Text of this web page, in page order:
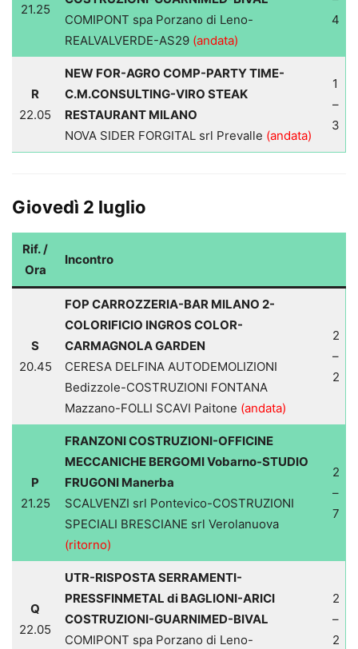
21.25
COMIPONT spa Porzano di Leno-
REALVALVERDE-AS29 (andata)
4
R
22.05
NEW FOR-AGRO COMP-PARTY TIME-
C.M.CONSULTING-VIRO STEAK
RESTAURANT MILANO
NOVA SIDER FORGITAL srl Prevalle (andata)
1
–
3
Giovedì 2 luglio
Rif. /
Ora
Incontro
S
20.45
FOP CARROZZERIA-BAR MILANO 2-
COLORIFICIO INGROS COLOR-
CARMAGNOLA GARDEN
CERESA DELFINA AUTODEMOLIZIONI
Bedizzole-COSTRUZIONI FONTANA
Mazzano-FOLLI SCAVI Paitone (andata)
2
–
2
P
21.25
FRANZONI COSTRUZIONI-OFFICINE
MECCANICHE BERGOMI Vobarno-STUDIO
FRUGONI Manerba
SCALVENZI srl Pontevico-COSTRUZIONI
SPECIALI BRESCIANE srl Verolanuova
(ritorno)
2
–
7
Q
22.05
UTR-RISPOSTA SERRAMENTI-
PRESSFINMETAL di BAGLIONI-ARICI
COSTRUZIONI-GUARNIMED-BIVAL
COMIPONT spa Porzano di Leno-
2
–
2